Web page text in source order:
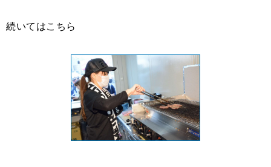
続いてはこちら